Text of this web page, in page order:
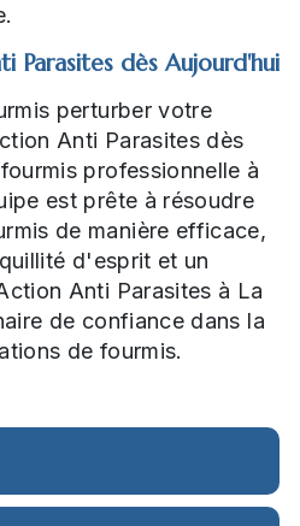
Parasites dès Aujourd'hui
perturber votre
Anti Parasites dès
professionnelle à
est prête à résoudre
de manière efficace,
d'esprit et un
Anti Parasites à La
de confiance dans la
de fourmis.